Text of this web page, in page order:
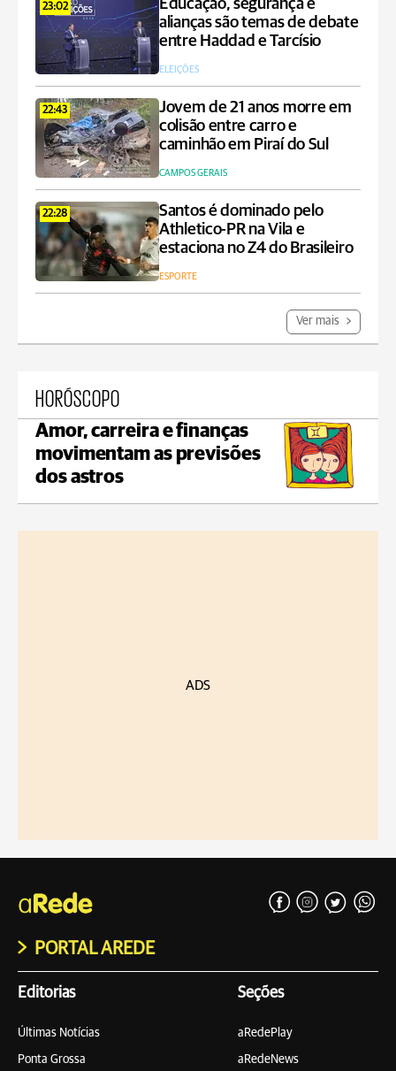
23:02
Educação, segurança e
alianças são temas de debate
entre Haddad e Tarcísio
ELEIÇÕES
22:43
Jovem de 21 anos morre em
colisão entre carro e
caminhão em Piraí do Sul
CAMPOS GERAIS
22:28
Santos é dominado pelo
Athletico-PR na Vila e
estaciona no Z4 do Brasileiro
ESPORTE
Ver mais
HORÓSCOPO
Amor, carreira e finanças
movimentam as previsões
dos astros
ADS
PORTAL AREDE
Editorias
Últimas Notícias
Ponta Grossa
Seções
aRedePlay
aRedeNews